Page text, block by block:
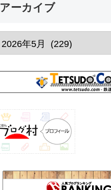
アーカイブ